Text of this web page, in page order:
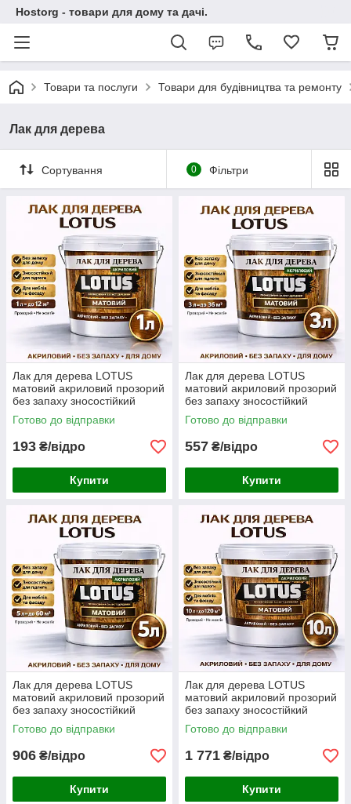
Hostorg - товари для дому та дачі.
Товари та послуги Товари для будівництва та ремонту
Лак для дерева
Сортування 0 Фільтри
Лак для дерева LOTUS
матовий акриловий прозорий
без запаху зносостійкий
універсальний для підлоги
меблів та фасаду 1 л
Готово до відправки
193 ₴/відро
Купити
Лак для дерева LOTUS
матовий акриловий прозорий
без запаху зносостійкий
універсальний для підлоги
меблів та фасаду 3 л
Готово до відправки
557 ₴/відро
Купити
Лак для дерева LOTUS
матовий акриловий прозорий
без запаху зносостійкий
універсальний для підлоги
меблів та фасаду 5 л
Готово до відправки
906 ₴/відро
Купити
Лак для дерева LOTUS
матовий акриловий прозорий
без запаху зносостійкий
універсальний для підлоги
меблів та фасаду 10 л
Готово до відправки
1 771 ₴/відро
Купити